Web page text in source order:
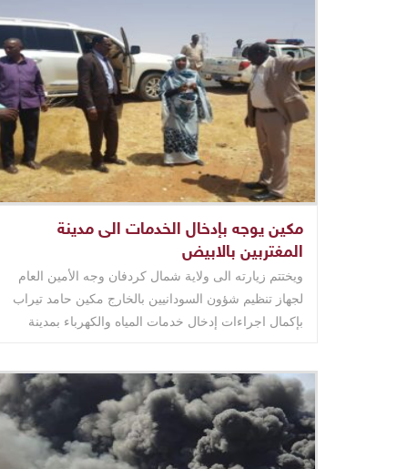
مكين يوجه بإدخال الخدمات الى مدينة
المغتربين بالابيض
ويختتم زيارته الى ولاية شمال كردفان وجه الأمين العام
لجهاز تنظيم شؤون السودانيين بالخارج مكين حامد تيراب
بإكمال اجراءات إدخال خدمات المياه والكهرباء بمدينة